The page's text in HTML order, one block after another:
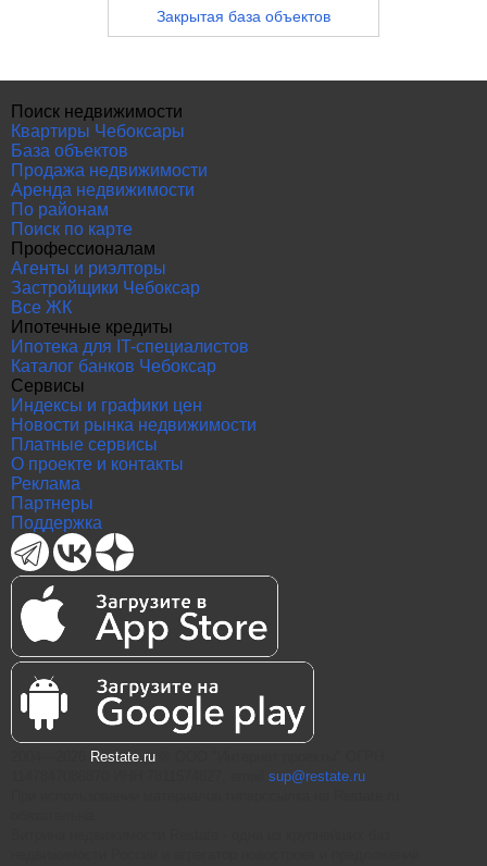
Закрытая база объектов
Поиск недвижимости
Квартиры Чебоксары
База объектов
Продажа недвижимости
Аренда недвижимости
По районам
Поиск по карте
Профессионалам
Агенты и риэлторы
Застройщики Чебоксар
Все ЖК
Ипотечные кредиты
Ипотека для IT-специалистов
Каталог банков Чебоксар
Сервисы
Индексы и графики цен
Новости рынка недвижимости
Платные сервисы
О проекте и контакты
Реклама
Партнеры
Поддержка
Restate.ru
sup@restate.ru